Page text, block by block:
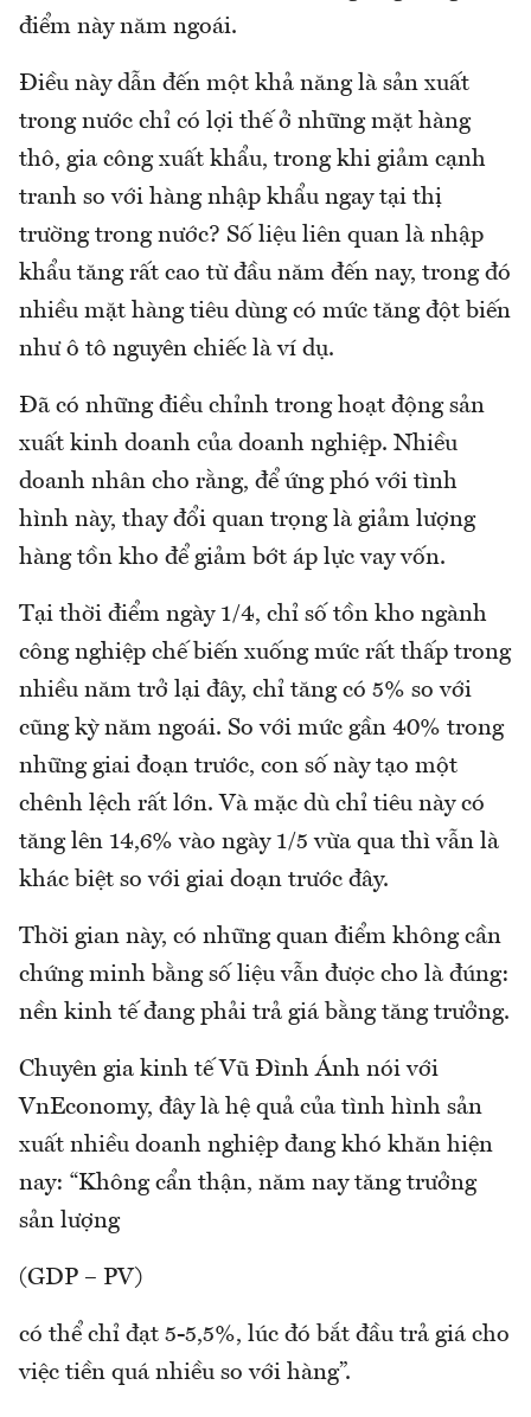
điểm này năm ngoái.
Điều này dẫn đến một khả năng là sản xuất
trong nước chỉ có lợi thế ở những mặt hàng
thô, gia công xuất khẩu, trong khi giảm cạnh
tranh so với hàng nhập khẩu ngay tại thị
trường trong nước? Số liệu liên quan là nhập
khẩu tăng rất cao từ đầu năm đến nay, trong đó
nhiều mặt hàng tiêu dùng có mức tăng đột biến
như ô tô nguyên chiếc là ví dụ.
Đã có những điều chỉnh trong hoạt động sản
xuất kinh doanh của doanh nghiệp. Nhiều
doanh nhân cho rằng, để ứng phó với tình
hình này, thay đổi quan trọng là giảm lượng
hàng tồn kho để giảm bớt áp lực vay vốn.
Tại thời điểm ngày 1/4, chỉ số tồn kho ngành
công nghiệp chế biến xuống mức rất thấp trong
nhiều năm trở lại đây, chỉ tăng có 5% so với
cũng kỳ năm ngoái. So với mức gần 40% trong
những giai đoạn trước, con số này tạo một
chênh lệch rất lớn. Và mặc dù chỉ tiêu này có
tăng lên 14,6% vào ngày 1/5 vừa qua thì vẫn là
khác biệt so với giai doạn trước đây.
Thời gian này, có những quan điểm không cần
chứng minh bằng số liệu vẫn được cho là đúng:
nền kinh tế đang phải trả giá bằng tăng trưởng.
Chuyên gia kinh tế Vũ Đình Ánh nói với
VnEconomy, đây là hệ quả của tình hình sản
xuất nhiều doanh nghiệp đang khó khăn hiện
nay: “Không cẩn thận, năm nay tăng trưởng
sản lượng
(GDP – PV)
có thể chỉ đạt 5-5,5%, lúc đó bắt đầu trả giá cho
việc tiền quá nhiều so với hàng”.